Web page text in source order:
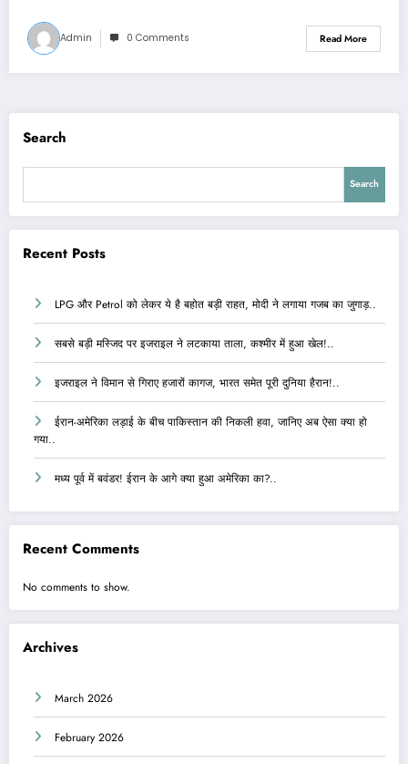
Admin 0 Comments Read More
Search
Search
Recent Posts
LPG और Petrol को लेकर ये है बहोत बड़ी राहत, मोदी ने लगाया गजब का जुगाड़..
सबसे बड़ी मस्जिद पर इजराइल ने लटकाया ताला, कश्मीर में हुआ खेल!..
इजराइल ने विमान से गिराए हजारों कागज, भारत समेत पूरी दुनिया हैरान!..
ईरान-अमेरिका लड़ाई के बीच पाकिस्तान की निकली हवा, जानिए अब ऐसा क्या हो
गया..
मध्य पूर्व में बवंडर! ईरान के आगे क्या हुआ अमेरिका का?..
Recent Comments
No comments to show.
Archives
March 2026
February 2026